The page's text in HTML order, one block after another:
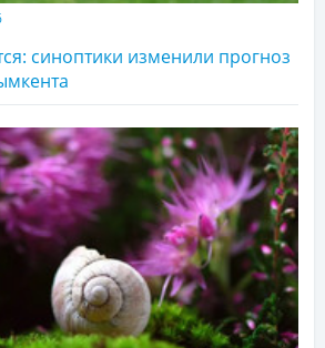
синоптики изменили прогноз